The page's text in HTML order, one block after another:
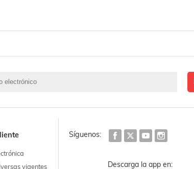
vigentes
Síguenos:
Descarga la app en: